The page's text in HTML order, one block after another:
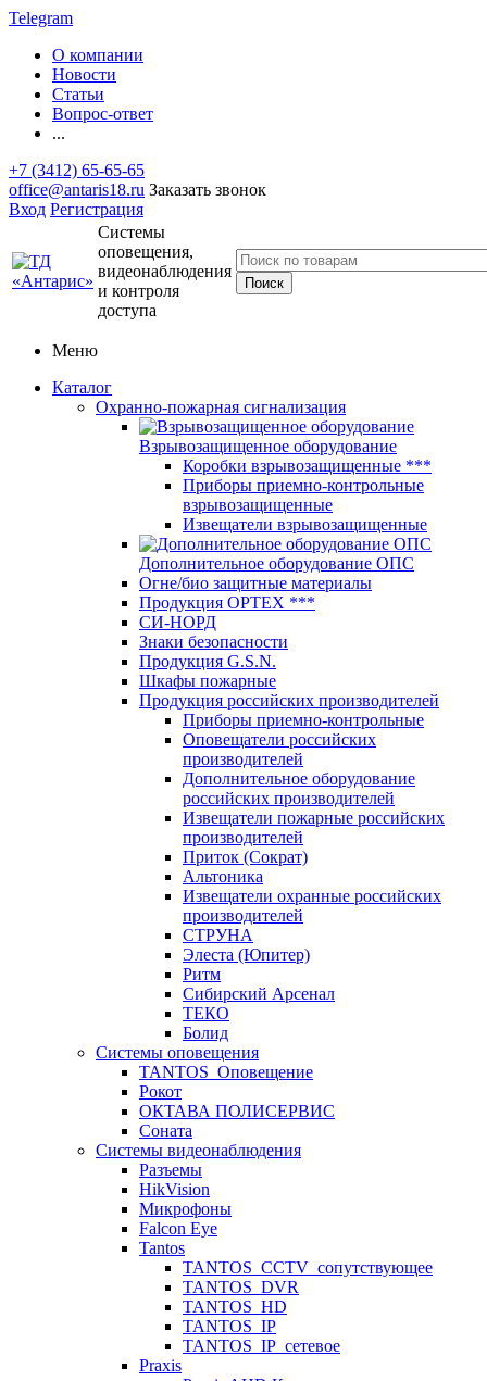
Telegram
О компании
Новости
Статьи
Вопрос-ответ
...
+7 (3412) 65-65-65
office@antaris18.ru Заказать звонок
Вход Регистрация
Системы
оповещения,
видеонаблюдения
и контроля
доступа
Меню
Каталог
Охранно-пожарная сигнализация
Взрывозащищенное оборудование
Коробки взрывозащищенные ***
Приборы приемно-контрольные
взрывозащищенные
Извещатели взрывозащищенные
Дополнительное оборудование ОПС
Огне/био защитные материалы
Продукция OPTEХ ***
СИ-НОРД
Знаки безопасности
Продукция G.S.N.
Шкафы пожарные
Продукция российских производителей
Приборы приемно-контрольные
Оповещатели российских
производителей
Дополнительное оборудование
российских производителей
Извещатели пожарные российских
производителей
Приток (Сократ)
Альтоника
Извещатели охранные российских
производителей
СТРУНА
Элеста (Юпитер)
Ритм
Сибирский Арсенал
ТЕКО
Болид
Системы оповещения
TANTOS_Оповещение
Рокот
ОКТАВА ПОЛИСЕРВИС
Соната
Системы видеонаблюдения
Разъемы
HikVision
Микрофоны
Falcon Eye
Tantos
TANTOS_CCTV_сопутствующее
TANTOS_DVR
TANTOS_HD
TANTOS_IP
TANTOS_IP_сетевое
Praxis